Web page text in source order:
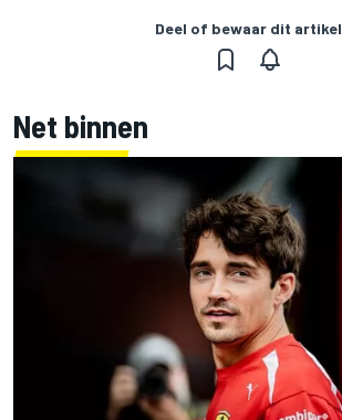
Deel of bewaar dit artikel
Net binnen